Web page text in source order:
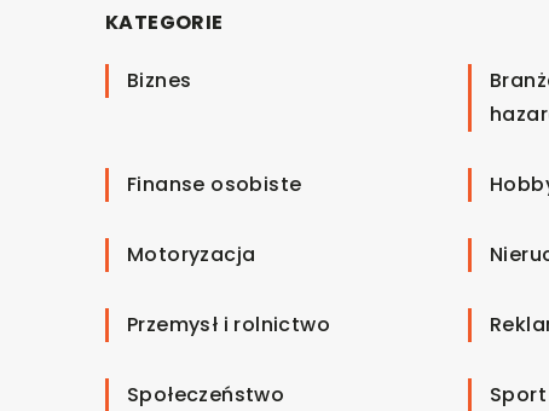
KATEGORIE
Biznes
Finanse osobiste
Motoryzacja
Przemysł i rolnictwo
Społeczeństwo Sport